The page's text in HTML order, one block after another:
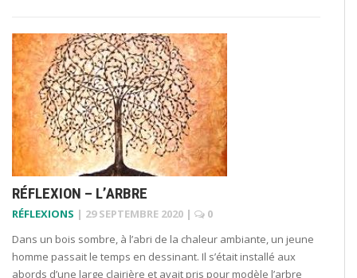
RÉFLEXION – L’ARBRE
RÉFLEXIONS | 29 SEPTEMBRE 2020 |
0
Dans un bois sombre, à l’abri de la chaleur ambiante, un jeune
homme passait le temps en dessinant. Il s’était installé aux
abords d’une large clairière et avait pris pour modèle l’arbre